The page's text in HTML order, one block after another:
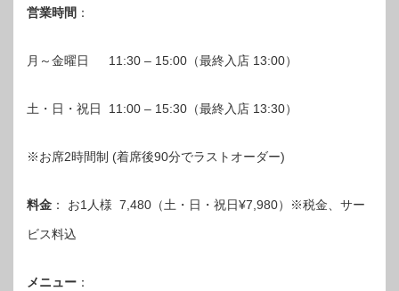
営業時間 ：
月～金曜日 11:30 – 15:00（最終入店 13:00）
土・日・祝日 11:00 – 15:30（最終入店 13:30）
※お席2時間制 (着席後90分でラストオーダー)
料金 ： お1人様 7,480（土・日・祝日¥7,980）※税金、サー
ビス料込
メニュー ：